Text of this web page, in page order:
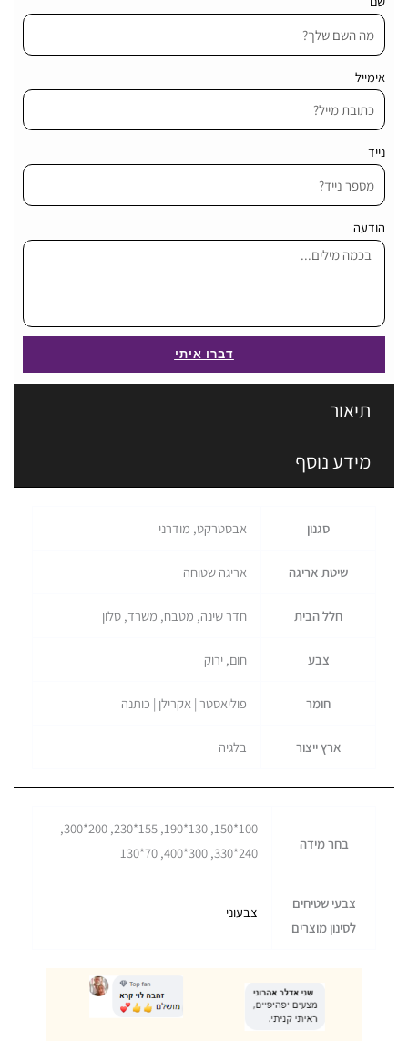
אימייל
נייד
הודעה
דברו איתי
תיאור
מידע נוסף
סגנון אבסטרקט, מודרני
שיטת אריגה אריגה שטוחה
חלל הבית חדר שינה, מטבח, משרד, סלון
צבע חום, ירוק
חומר פוליאסטר | אקרילן | כותנה
ארץ ייצור בלגיה
בחר מידה
100*150, 130*190, 155*230, 200*300,
240*330, 300*400, 70*130
צבעי שטיחים
לסינון מוצרים
צבעוני